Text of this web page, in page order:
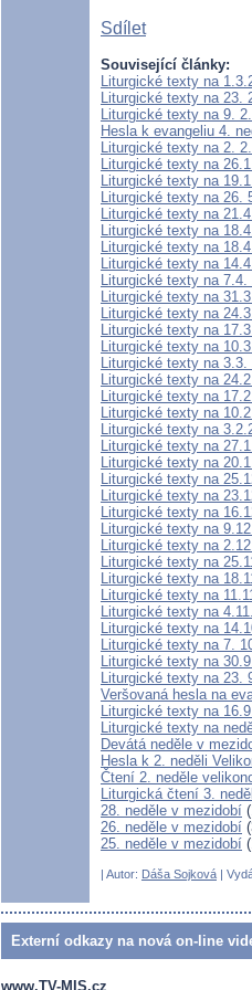
Sdílet
Související články:
Liturgické texty na
Liturgické texty na 23.
Liturgické texty na 9.
Hesla k evangeliu 4.
Liturgické texty na 2.
Liturgické texty na
Liturgické texty na
Liturgické texty na 26.
Liturgické texty na
Liturgické texty na
Liturgické texty na
Liturgické texty na
Liturgické texty na
Liturgické texty na
Liturgické texty na
Liturgické texty na
Liturgické texty na
Liturgické texty na
Liturgické texty na
Liturgické texty na
Liturgické texty na
Liturgické texty na
Liturgické texty na
Liturgické texty na
Liturgické texty na
Liturgické texty na
Liturgické texty na
Liturgické texty na
Liturgické texty na
Liturgické texty na
Liturgické texty na
Liturgické texty na
Liturgické texty na
Liturgické texty na
Liturgické texty na 7.
Liturgické texty na
Liturgické texty na 23.
Veršovaná hesla na
Liturgické texty na
Liturgické texty na
Devátá neděle v
Hesla k 2. neděli
Čtení 2. neděle
Liturgická čtení 3.
28. neděle v mezidobí
26. neděle v mezidobí
25. neděle v mezidobí
| Autor: Dáša Sojková |
Externí odkazy na nová on-line
www.TV-MIS.cz